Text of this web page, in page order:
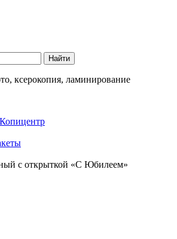
Найти
ксерокопия, ламинирование
с открыткой «С Юбилеем»